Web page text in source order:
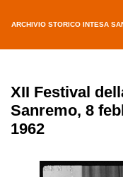
ARCHIVIO STORICO INTESA
XII Festival
Sanremo, 8
1962